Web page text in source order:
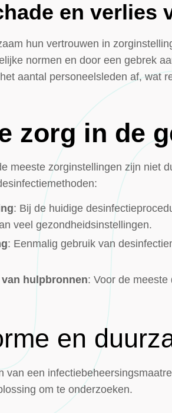
en verlies
hun vertrouwen in
normen en door een gebrek
aantal personeelsleden af, wat
zorg in de
meeste zorginstellingen zijn niet
: Bij de huidige
veel gezondheidsinstellingen.
: Eenmalig gebruik van
hulpbronnen: Voor de
en
van een
om te onderzoeken.